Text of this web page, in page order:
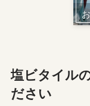
塩ビタイル
ださい